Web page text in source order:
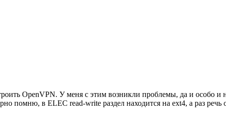
OpenVPN. У меня с этим возникли проблемы, да и особо и
помню, в ELEC read-write раздел находится на ext4, а раз